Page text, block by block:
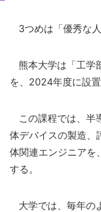
3つめは「優秀な人
熊本大学は「工学
を、2024年度に設
この課程では、半
体デバイスの製造、
体関連エンジニアを
する。
大学では、毎年の